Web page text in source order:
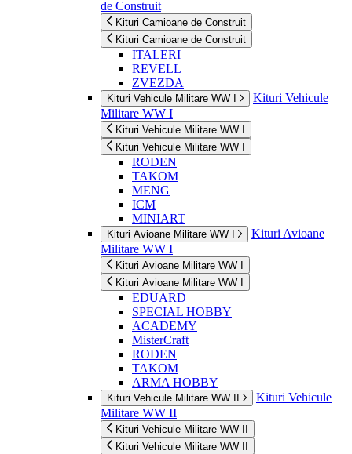
de Construit
Kituri Camioane de Construit
Kituri Camioane de Construit
ITALERI
REVELL
ZVEZDA
Kituri Vehicule Militare WW I
Kituri Vehicule
Militare WW I
Kituri Vehicule Militare WW I
Kituri Vehicule Militare WW I
RODEN
TAKOM
MENG
ICM
MINIART
Kituri Avioane Militare WW I
Kituri Avioane
Militare WW I
Kituri Avioane Militare WW I
Kituri Avioane Militare WW I
EDUARD
SPECIAL HOBBY
ACADEMY
MisterCraft
RODEN
TAKOM
ARMA HOBBY
Kituri Vehicule Militare WW II
Kituri Vehicule
Militare WW II
Kituri Vehicule Militare WW II
Kituri Vehicule Militare WW II